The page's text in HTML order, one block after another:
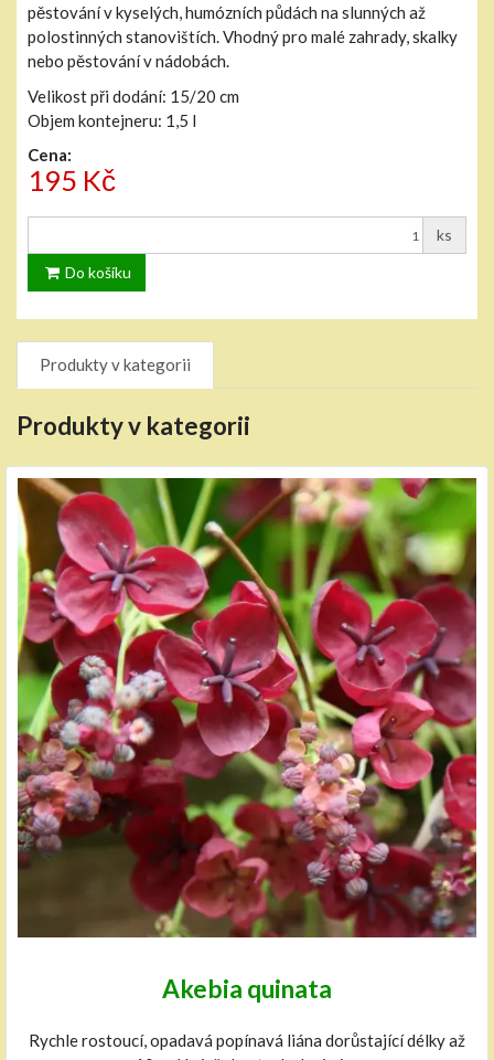
pěstování v kyselých, humózních půdách na slunných až
polostinných stanovištích. Vhodný pro malé zahrady, skalky
nebo pěstování v nádobách.
Velikost při dodání: 15/20 cm
Objem kontejneru: 1,5 l
Cena:
195 Kč
ks
Do košíku
Produkty v kategorii
Produkty v kategorii
Akebia quinata
Rychle rostoucí, opadavá popínavá liána dorůstající délky až